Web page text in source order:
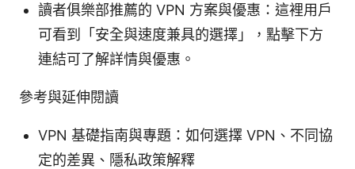
讀者俱樂部推薦的 VPN 方案與優惠：這裡用戶
可看到「安全與速度兼具的選擇」，點擊下方
連結可了解詳情與優惠。
參考與延伸閱讀
VPN 基礎指南與專題：如何選擇 VPN、不同協
定的差異、隱私政策解釋